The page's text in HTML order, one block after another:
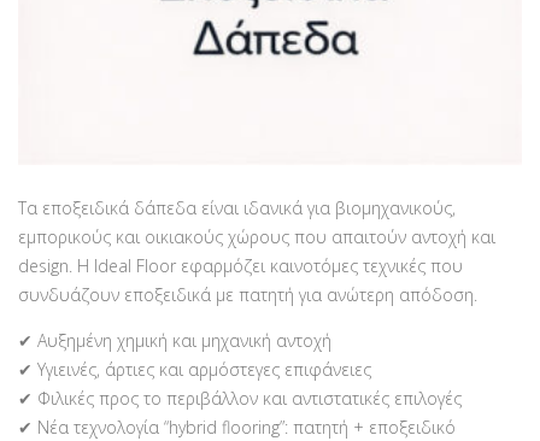
Τα εποξειδικά δάπεδα είναι ιδανικά για βιομηχανικούς,
εμπορικούς και οικιακούς χώρους που απαιτούν αντοχή και
design. Η Ideal Floor εφαρμόζει καινοτόμες τεχνικές που
συνδυάζουν εποξειδικά με πατητή για ανώτερη απόδοση.
✔ Αυξημένη χημική και μηχανική αντοχή
✔ Υγιεινές, άρτιες και αρμόστεγες επιφάνειες
✔ Φιλικές προς το περιβάλλον και αντιστατικές επιλογές
✔ Νέα τεχνολογία “hybrid flooring”: πατητή + εποξειδικό